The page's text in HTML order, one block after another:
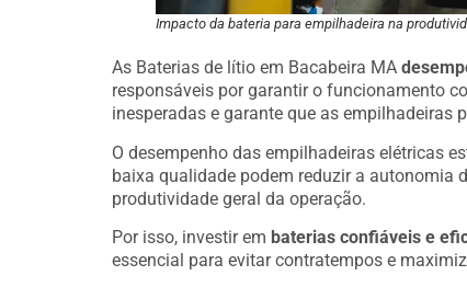
Impacto da bateria para empilhadeira na
As Baterias de lítio em Bacabeira MA
responsáveis por garantir o funcionamento
inesperadas e garante que as empilhadeiras
O desempenho das empilhadeiras elétricas
baixa qualidade podem reduzir a autonomia
produtividade geral da operação.
Por isso, investir em baterias confiáveis e
essencial para evitar contratempos e